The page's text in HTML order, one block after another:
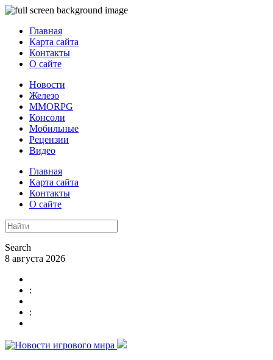
Главная
Карта сайта
Контакты
О сайте
Новости
Железо
MMORPG
Консоли
Мобильные
Рецензии
Видео
Главная
Карта сайта
Контакты
О сайте
Search
8 августа 2026
:
: